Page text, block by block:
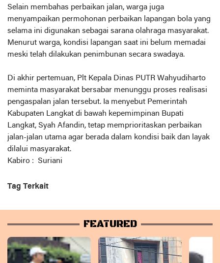
Selain membahas perbaikan jalan, warga juga
menyampaikan permohonan perbaikan lapangan bola yang
selama ini digunakan sebagai sarana olahraga masyarakat.
Menurut warga, kondisi lapangan saat ini belum memadai
meski telah dilakukan penimbunan secara swadaya.
Di akhir pertemuan, Plt Kepala Dinas PUTR Wahyudiharto
meminta masyarakat bersabar menunggu proses realisasi
pengaspalan jalan tersebut. Ia menyebut Pemerintah
Kabupaten Langkat di bawah kepemimpinan Bupati
Langkat, Syah Afandin, tetap memprioritaskan perbaikan
jalan-jalan utama agar berada dalam kondisi baik dan layak
dilalui masyarakat.
Kabiro : Suriani
Tag Terkait
FEATURED